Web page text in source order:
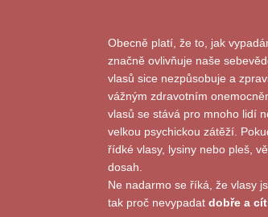
Obecně platí, že to, jak
značně ovlivňuje naše
vlasů sice nezpůsobuje a
vážným zdravotním
vlasů se stává pro mnoho lidí
velkou psychickou zátěží.
řídké vlasy, lysiny nebo pleš,
dosah.
Ne nadarmo se říká, že vlasy
tak proč nevypadatdobře a